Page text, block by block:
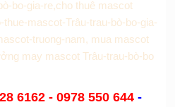
bo-gia-re,cho thuê mascot
mascot-Trâu-trau-bò-bo-gia-
truong-nam, mua mascot
may mascot Trâu-trau-bò-bo
6162 - 0978 550 644-